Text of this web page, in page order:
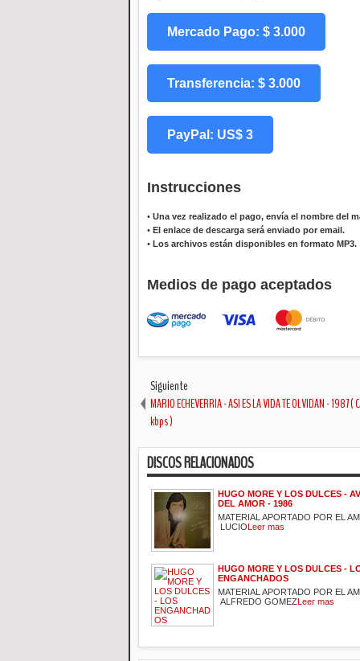
Mercado Pago: $ 3.000
Transferencia: $ 3.000
PayPal: US$ 3
Instrucciones
• Una vez realizado el pago, envía el nombre del
• El enlace de descarga será enviado por email.
• Los archivos están disponibles en formato MP3.
Medios de pago aceptados
Siguiente
MARIO ECHEVERRIA - ASI ES LA VIDA TE OLVIDAN - 1987 (
kbps )
DISCOS RELACIONADOS
HUGO MORE Y LOS DULCES -
DEL AMOR - 1986
MATERIAL APORTADO POR EL
LUCIOLeer mas
HUGO MORE Y LOS DULCES -
ENGANCHADOS
MATERIAL APORTADO POR EL
ALFREDO GOMEZLeer mas